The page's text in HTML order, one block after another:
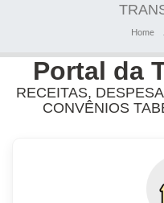
Home
Portal da
RECEITAS,
CONVÊNIOS